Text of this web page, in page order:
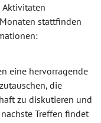
Aktivitaten
stattfinden
eine hervorragende
die
zu diskutieren und
Treffen findet